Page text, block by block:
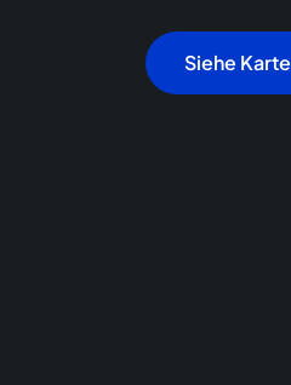
Siehe Karte